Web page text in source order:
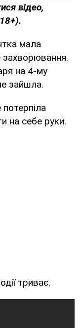
відео,
мала
захворювання.
на 4-му
зайшла.
на себе руки.
триває.